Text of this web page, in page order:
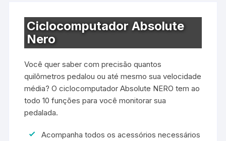
Ciclocomputador Absolute
Nero
Você quer saber com precisão quantos
quilômetros pedalou ou até mesmo sua velocidade
média? O ciclocomputador Absolute NERO tem ao
todo 10 funções para você monitorar sua
pedalada.
Acompanha todos os acessórios necessários